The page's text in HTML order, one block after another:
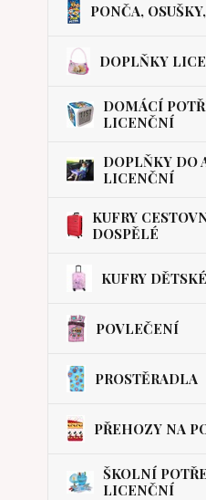
PONČA,
DOPLŇKY
DOMÁCÍ
LICENČNÍ
DOPLŇKY DO
LICENČNÍ
KUFRY
DOSPĚLÉ
KUFRY DĚTSKÉ
POVLEČENÍ
PROSTĚRADLA
PŘEHOZY NA
ŠKOLNÍ
LICENČNÍ